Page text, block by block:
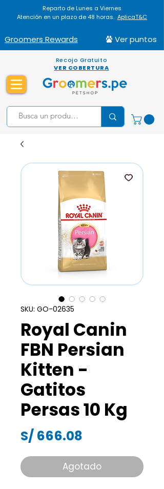
Reparto de Lunes a Viernes
Atención en un plazo de 48 horas. AplicaT&C
Groomers Rewards Ver puntos
Recojo Gratuito
VER COBERTURA
SKU: GO-02635
Royal Canin
FBN Persian
Kitten -
Gatitos
Persas 10 Kg
S/ 666.08
Agotado